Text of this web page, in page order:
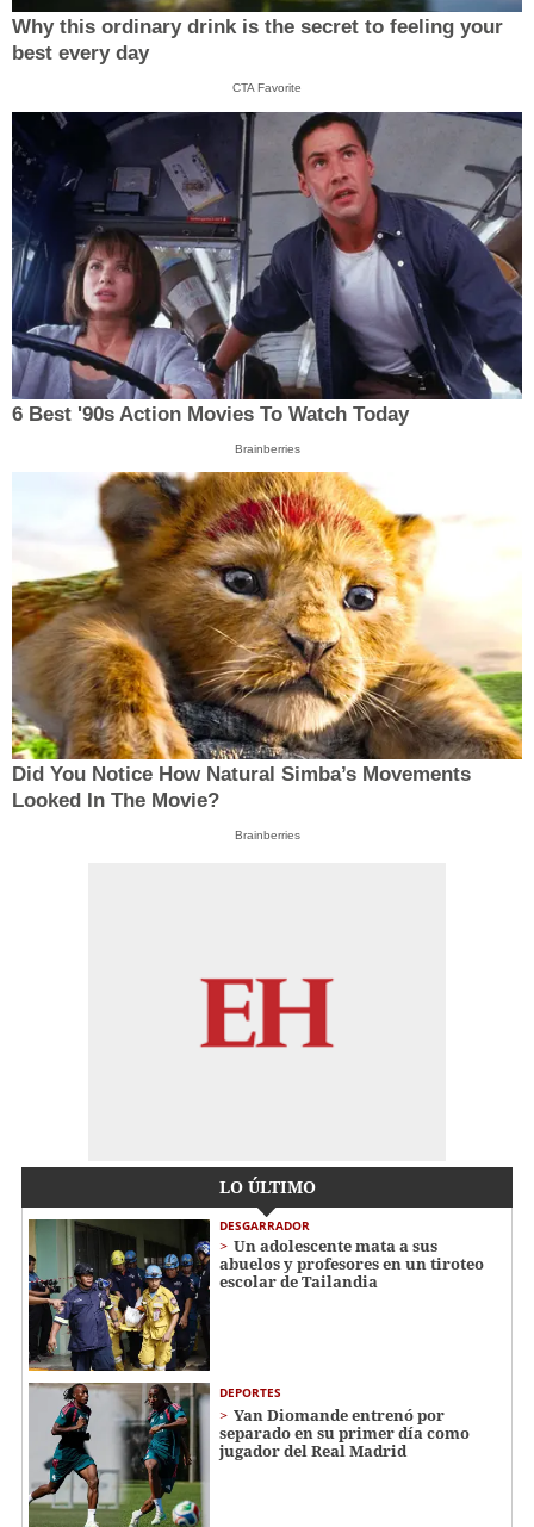
Why this ordinary drink is the secret to feeling your
best every day
CTA Favorite
6 Best '90s Action Movies To Watch Today
Brainberries
Did You Notice How Natural Simba’s Movements
Looked In The Movie?
Brainberries
LO ÚLTIMO
DESGARRADOR
Un adolescente mata a sus
abuelos y profesores en un tiroteo
escolar de Tailandia
DEPORTES
Yan Diomande entrenó por
separado en su primer día como
jugador del Real Madrid